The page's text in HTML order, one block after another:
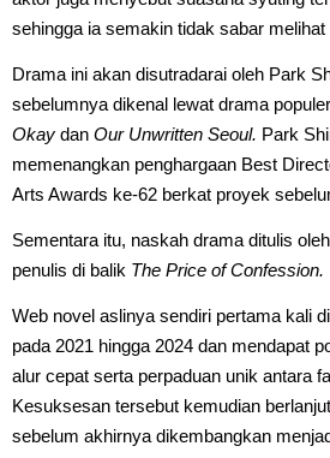
sehingga ia semakin tidak sabar
Drama ini akan disutradarai oleh Park
sebelumnya dikenal lewat drama populer
Okay dan Our Unwritten Seoul. Park
memenangkan penghargaan Best
Arts Awards ke-62 berkat proyek
Sementara itu, naskah drama ditulis
penulis di balik The Price of Confession.
Web novel aslinya sendiri pertama kali
pada 2021 hingga 2024 dan mendapat
alur cepat serta perpaduan unik antara
Kesuksesan tersebut kemudian
sebelum akhirnya dikembangkan